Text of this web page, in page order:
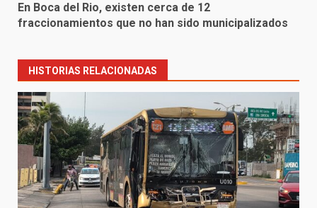
En Boca del Rio, existen cerca de 12
fraccionamientos que no han sido municipalizados
HISTORIAS RELACIONADAS